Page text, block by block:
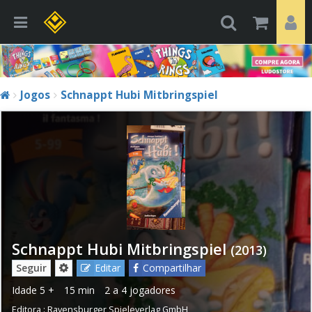
Jogos Schnappt Hubi Mitbringspiel
Schnappt Hubi Mitbringspiel (2013)
Seguir Editar
Compartilhar
Idade 5 + 15 min 2 a 4 jogadores
Editora : Ravensburger Spieleverlag GmbH